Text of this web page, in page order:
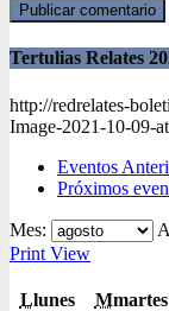
Tertulias Relates
http://redrelates-
Image-2021-10-09-
Eventos
Próximos
Mes:
Print View
Llunes Mmartes